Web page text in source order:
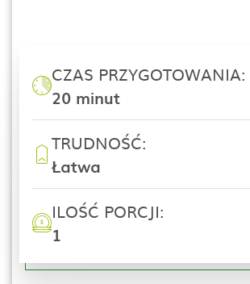
CZAS PRZYGOTOWANIA:
20 minut
TRUDNOŚĆ:
Łatwa
ILOŚĆ PORCJI:
1